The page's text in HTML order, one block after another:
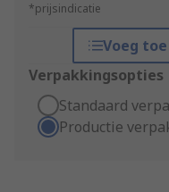
*prijsindicatie
Voeg
Verpakkingsopties
Standaard
Productie